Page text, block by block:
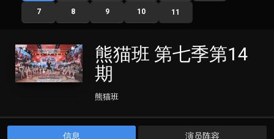
7 8 9 10 11
熊猫班 第七季第14
期
熊猫班
信息 演员阵容